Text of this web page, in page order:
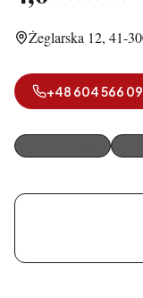
Żeglarska 12, 41-
+48 604 566